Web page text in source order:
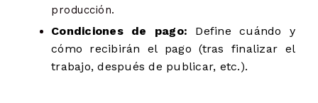
producción.
Condiciones de pago: Define cuándo y
cómo recibirán el pago (tras finalizar el
trabajo, después de publicar, etc.).